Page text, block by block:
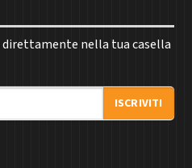
direttamente nella tua casella
ISCRIVITI